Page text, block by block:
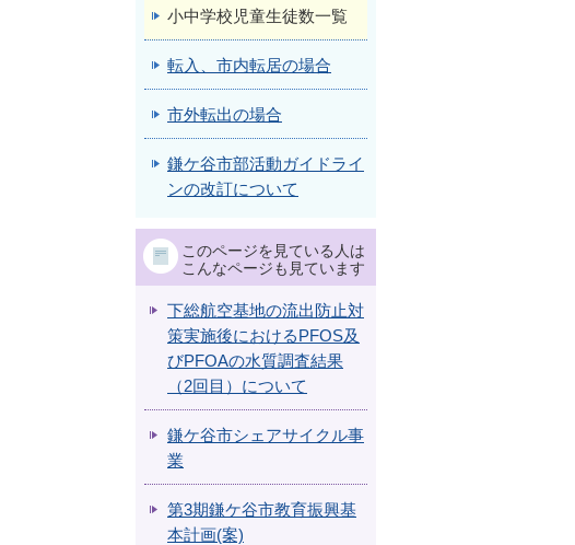
小中学校児童生徒数一覧
転入、市内転居の場合
市外転出の場合
鎌ケ谷市部活動ガイドライ
ンの改訂について
このページを見ている人は
こんなページも見ています
下総航空基地の流出防止対
策実施後におけるPFOS及
びPFOAの水質調査結果
（2回目）について
鎌ケ谷市シェアサイクル事
業
第3期鎌ケ谷市教育振興基
本計画(案)